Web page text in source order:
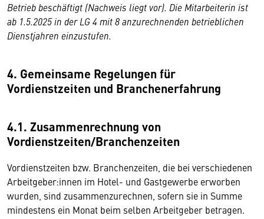
Betrieb beschäftigt (Nachweis liegt vor). Die Mitarbeiterin ist
ab 1.5.2025 in der LG 4 mit 8 anzurechnenden betrieblichen
Dienstjahren einzustufen.
4. Gemeinsame Regelungen für
Vordienstzeiten und Branchenerfahrung
4.1. Zusammenrechnung von
Vordienstzeiten/Branchenzeiten
Vordienstzeiten bzw. Branchenzeiten, die bei verschiedenen
Arbeitgeber:innen im Hotel- und Gastgewerbe erworben
wurden, sind zusammenzurechnen, sofern sie in Summe
mindestens ein Monat beim selben Arbeitgeber betragen.